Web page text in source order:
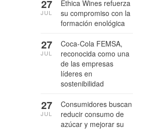
Ethica Wines refuerza
su compromiso con la
formación enológica
27
JUL
Coca-Cola FEMSA,
reconocida como una
de las empresas
líderes en
sostenibilidad
27
JUL
Consumidores buscan
reducir consumo de
azúcar y mejorar su
27
JUL